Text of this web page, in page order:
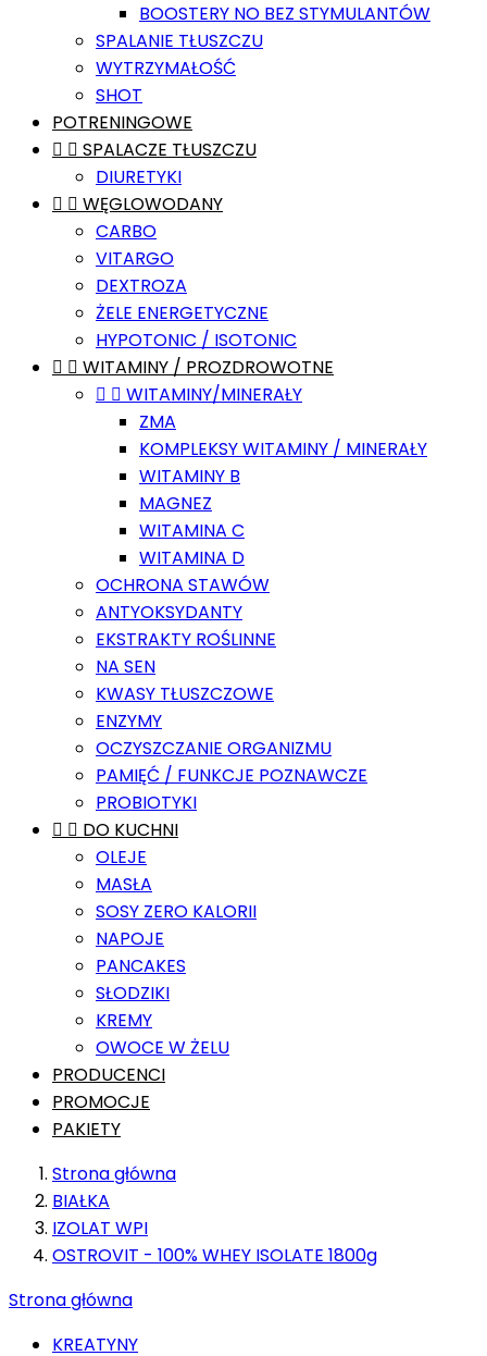
BOOSTERY NO BEZ STYMULANTÓW
SPALANIE TŁUSZCZU
WYTRZYMAŁOŚĆ
SHOT
POTRENINGOWE
  SPALACZE TŁUSZCZU
DIURETYKI
  WĘGLOWODANY
CARBO
VITARGO
DEXTROZA
ŻELE ENERGETYCZNE
HYPOTONIC / ISOTONIC
  WITAMINY / PROZDROWOTNE
  WITAMINY/MINERAŁY
ZMA
KOMPLEKSY WITAMINY / MINERAŁY
WITAMINY B
MAGNEZ
WITAMINA C
WITAMINA D
OCHRONA STAWÓW
ANTYOKSYDANTY
EKSTRAKTY ROŚLINNE
NA SEN
KWASY TŁUSZCZOWE
ENZYMY
OCZYSZCZANIE ORGANIZMU
PAMIĘĆ / FUNKCJE POZNAWCZE
PROBIOTYKI
  DO KUCHNI
OLEJE
MASŁA
SOSY ZERO KALORII
NAPOJE
PANCAKES
SŁODZIKI
KREMY
OWOCE W ŻELU
PRODUCENCI
PROMOCJE
PAKIETY
Strona główna
BIAŁKA
IZOLAT WPI
OSTROVIT - 100% WHEY ISOLATE 1800g
Strona główna
KREATYNY